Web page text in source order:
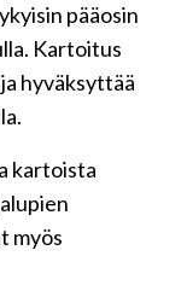
pääosin
Kartoitus
hyväksyttää
kartoista
myös